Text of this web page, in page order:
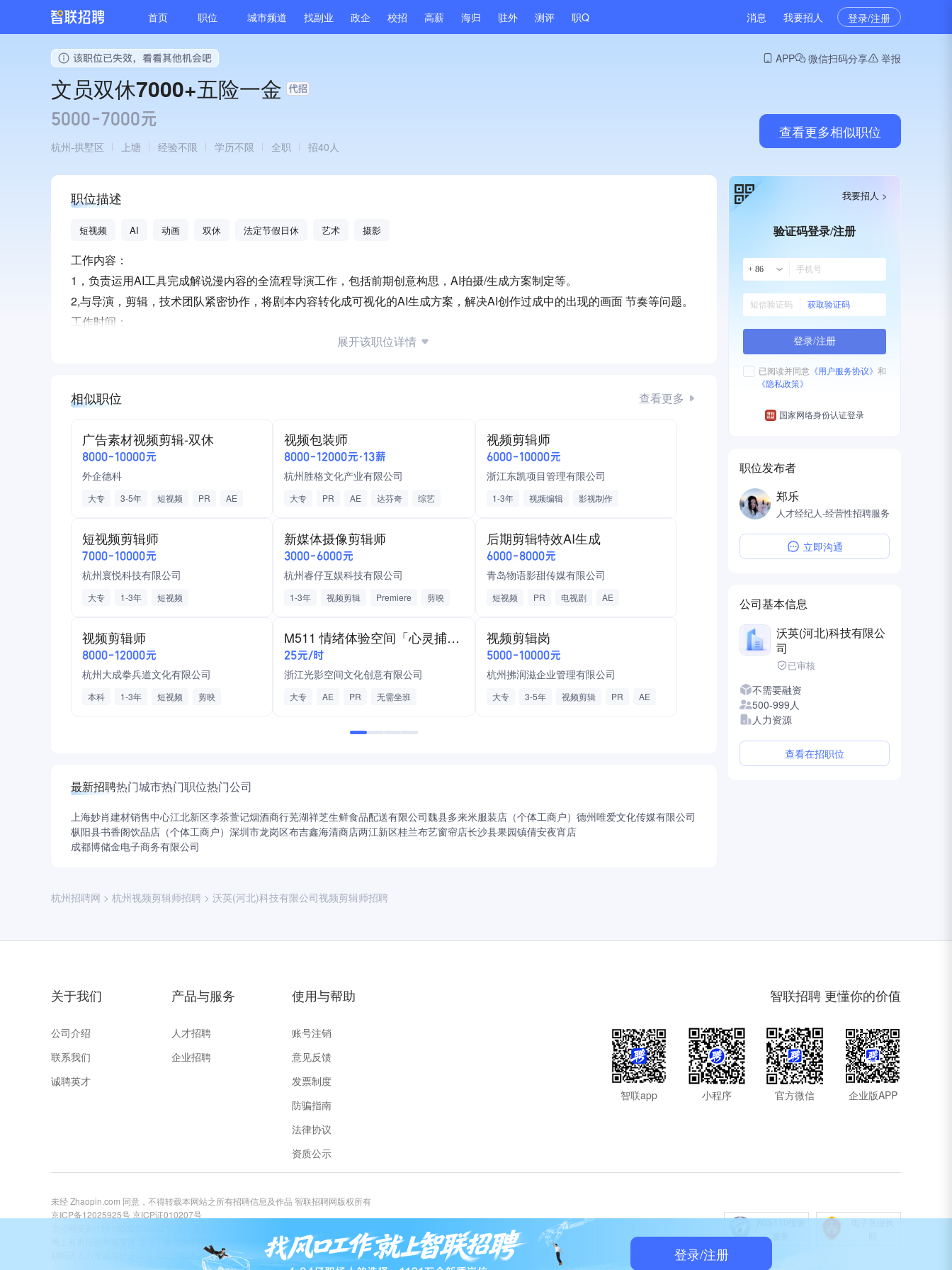
首页 职位 城市频道 找副业 政企 校招 高薪 海归 驻外 测评 职Q 消息 我要招人 登录/注册
APP 微信扫码分享 举报
文员双休7000+五险一金
5000-7000元
杭州 拱墅区 上塘 经验不限 学历不限 全职 招40人
查看更多相似职位
职位描述
短视频 AI 动画 双休 法定节假日休 艺术 摄影
工作内容：
1，负责运用AI工具完成解说漫内容的全流程导演工作，包括前期创意构思，AI拍摄/生成方案制定等。
2,与导演，剪辑，技术团队紧密协作，将剧本内容转化成可视化的AI生成方案，解决AI创作过成中的出现的画面 节奏等问题。
工作时间：
良好的工作分为，公平清晰的晋升渠道以及职业发展规划
无责底薪+提成 月综合薪资5000-7000
购买五险一金
岗位要求：
大专及以上学历毕业状态，有一定的AI生成或者视频剪辑基础，如集梦等
展开该职位详情
相似职位 查看更多
广告素材视频剪辑-双休
8000-10000元
外企德科
大专 3-5年 短视频 PR
AE
视频包装师
8000-12000元·13薪
杭州胜格文化产业有限公司
大专 PR AE 达芬奇
综艺
社保
公积金缴纳
休假福利
年休假
病假
下午茶
生日会 晋升机制
视频剪辑师
6000-10000元
浙江东凯项目管理有限公司
1-3年 视频编辑
影视制作
PR
短视频 五险一金
餐补
通讯补助
高温补贴
短视频剪辑师
7000-10000元
杭州寰悦科技有限公司
大专 1-3年
短视频
叙事结构设计
Final Cut
新媒体摄像剪辑师
3000-6000元
杭州睿仔互娱科技有限公司
1-3年 视频剪辑 Premiere
剪映
后期剪辑特效AI生成
6000-8000元
青岛物语影甜传媒有限公司
短视频 PR 电视剧
AE
视频剪辑师
8000-12000元
杭州大成拳兵道文化有限公司
本科 1-3年 短视频 剪映
M511 情绪体验空间「心灵捕手」拍摄剪辑师
25元/时
浙江光影空间文化创意有限公司
大专 AE PR 无需坐班
视频剪辑岗
5000-10000元
杭州拂润滋企业管理有限公司
大专 3-5年 视频剪辑 PR
AE
最新招聘热门城市热门职位热门公司
上海妙肖建材销售中心江北新区李茶萱记烟酒商行芜湖祥芝生鲜食品配送有限公司魏县多来米服装店（个体工商户） 德州唯爱文化传媒有限公司
枞阳县书香阁饮品店（个体工商户） 深圳市龙岗区布吉鑫海清商店两江新区桂兰布艺窗帘店长沙县果园镇倩安夜宵店
成都博储金电子商务有限公司
杭州招聘网 > 杭州视频剪辑师招聘 > 沃英(河北)科技有限公司视频剪辑师招聘
登录/注册
验证码登录/注册
+ 86
获取验证码
登录/注册
已阅读并同意 《用户服务协议》 和
《隐私政策》
国家网络身份认证登录
我要招人 >
职位发布者
郑乐
人才经纪人-经营性招聘服务
立即沟通
公司基本信息
沃英(河北)科技有限公
司
已审核
不需要融资
500-999人
人力资源
查看在招职位
关于我们
公司介绍
联系我们
诚聘英才
产品与服务
人才招聘
企业招聘
使用与帮助
账号注销
意见反馈
发票制度
防骗指南
法律协议
资质公示
智联招聘 更懂你的价值
智联app 小程序 官方微信 企业版APP
未经 Zhaopin.com 同意，不得转载本网站之所有招聘信息及作品 智联招聘网版权所有
京ICP备12025925号京ICP证010207号
违法不良信息举报电话:400-885-9898 关爱未成年举报热线:400-885-9898-3
网络110报警
电子营业执